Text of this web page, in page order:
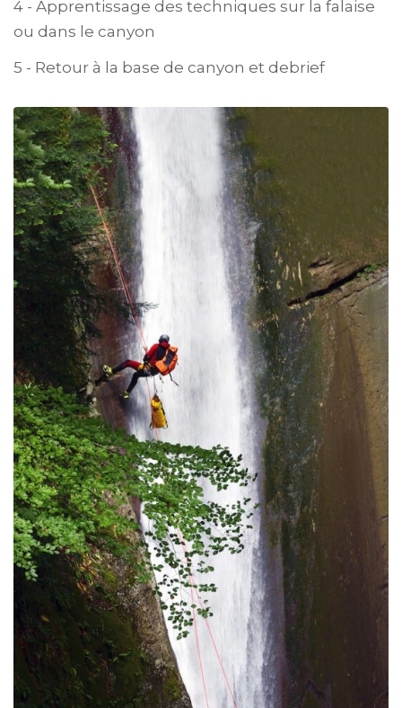
4 - Apprentissage des techniques sur la falaise
ou dans le canyon
5 - Retour à la base de canyon et debrief